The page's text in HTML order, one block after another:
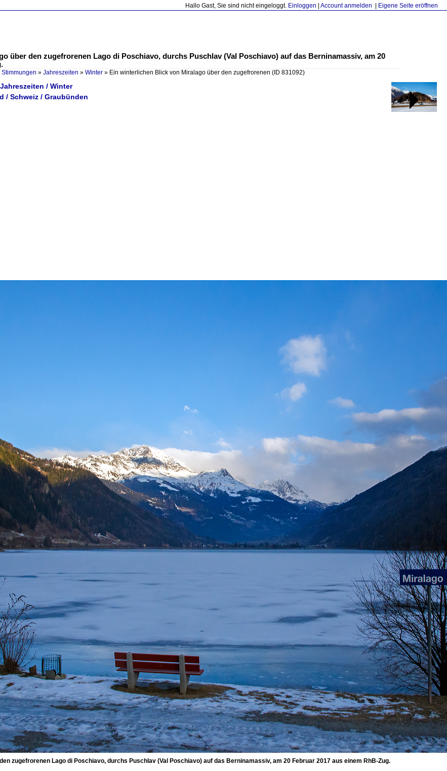
Hallo Gast, Sie sind nicht eingeloggt. Einloggen Account anmelden Eigene Seite eröffnen
über den zugefrorenen Lago di Poschiavo, durchs Puschlav (Val Poschiavo) auf das Berninamassiv, am 20
Stimmungen » Jahreszeiten » Winter » Ein winterlichen Blick von Miralago über den zugefrorenen (ID 831092)
/ Winter
/ Schweiz / Graubünden
zugefrorenen Lago di Poschiavo, durchs Puschlav (Val Poschiavo) auf das Berninamassiv, am 20 Februar 2017 aus einem RhB-Zug.